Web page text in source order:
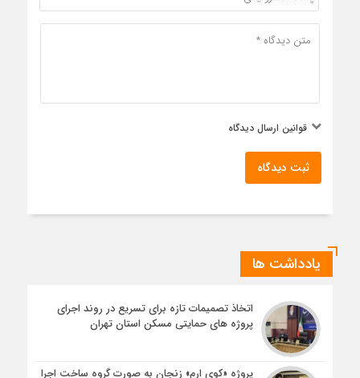
قوانین ارسال دیدگاه
ثبت دیدگاه
یادداشت ها
اتخاذ تصمیمات تازه برای تسریع در روند اجرای
پروژه های حمایتی مسکن استان تهران
پروژه «کوی ارم» زنجان به صورت گروه ساخت اجرا